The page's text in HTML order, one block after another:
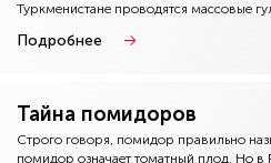
Туркменистане проводятся массовые
Подробнее
Тайна помидоров
Строго говоря, помидор правильно
помидор означает томатный плод. Но в